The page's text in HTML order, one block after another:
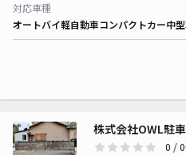
対応車種
オートバイ軽自動車コンパクトカー中
株式会社OWL駐
0 /